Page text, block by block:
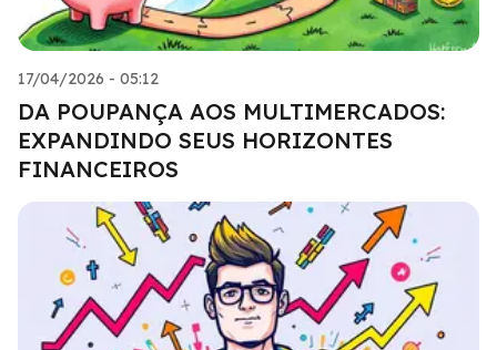
17/04/2026 - 05:12
DA POUPANÇA AOS MULTIMERCADOS:
EXPANDINDO SEUS HORIZONTES
FINANCEIROS